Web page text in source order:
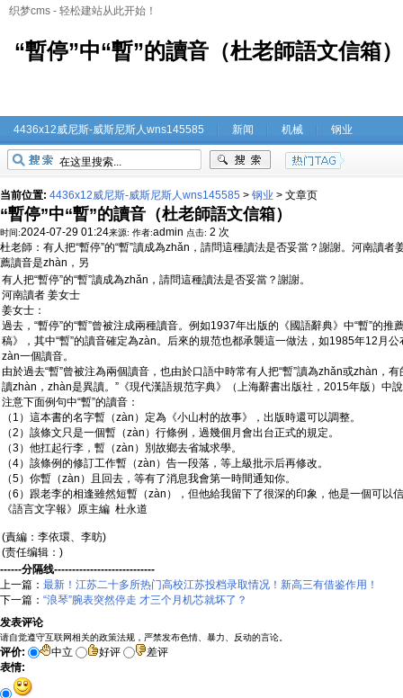
织梦cms - 轻松建站从此开始！
“暫停”中“暫”的讀音（杜老師語文信箱
4436x12威尼斯-威斯尼斯人wns145585 新闻 机械 钢业
当前位置: 4436x12威尼斯-威斯尼斯人wns145585 > 钢业 > 文章页
“暫停”中“暫”的讀音（杜老師語文信箱）
时间:2024-07-29 01:24来源: 作者:admin 点击: 2 次
杜老師：有人把“暫停”的“暫”讀成為zhǎn，請問這種讀法是否妥當？謝謝。河南讀
薦讀音是zhàn，另
有人把“暫停”的“暫”讀成為zhǎn，請問這種讀法是否妥當？謝謝。
河南讀者 姜女士
姜女士：
過去，“暫停”的“暫”曾被注成兩種讀音。例如1937年出版的《國語辭典》中“暫”
稿》，其中“暫”的讀音確定為zàn。后來的規范也都承襲這一做法，如1985年12月
zàn一個讀音。
由於過去“暫”曾被注為兩個讀音，也由於口語中時常有人把“暫”讀為zhǎn或zhàn，
讀zhàn，zhàn是異讀。”《現代漢語規范字典》（上海辭書出版社，2015年版）中
注意下面例句中“暫”的讀音：
（1）這本書的名字暫（zàn）定為《小山村的故事》，出版時還可以調整。
（2）該條文只是一個暫（zàn）行條例，過幾個月會出台正式的規定。
（3）他扛起行李，暫（zàn）別故鄉去省城求學。
（4）該條例的修訂工作暫（zàn）告一段落，等上級批示后再修改。
（5）你暫（zàn）且回去，等有了消息我會第一時間通知你。
（6）跟老李的相逢雖然短暫（zàn），但他給我留下了很深的印象，他是一個可以
《語言文字報》原主編 杜永道
(責編：李依環、李昉)
(责任编辑：)
------分隔线----------------------------
上一篇： 最新！江苏二十多所热门高校江苏投档录取情况！新高三有借鉴作用！
下一篇： “浪琴”腕表突然停走 才三个月机芯就坏了？
发表评论
请自觉遵守互联网相关的政策法规，严禁发布色情、暴力、反动的言论。
评价: 中立 好评
差评
表情: